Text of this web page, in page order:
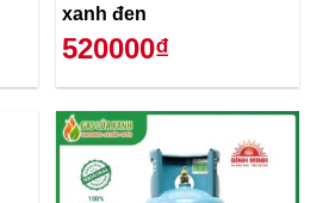
xanh đen
520000₫